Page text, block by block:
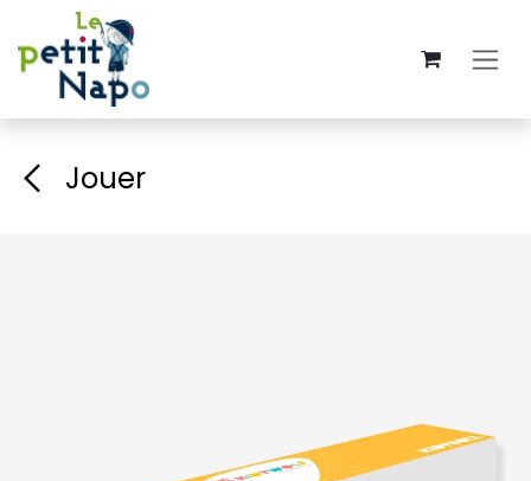
Se rendre au contenu
Jouer